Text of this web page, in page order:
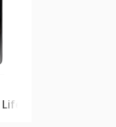
6 Quad